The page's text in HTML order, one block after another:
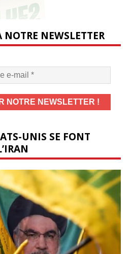
NEWSLETTER
UNIS SE FONT